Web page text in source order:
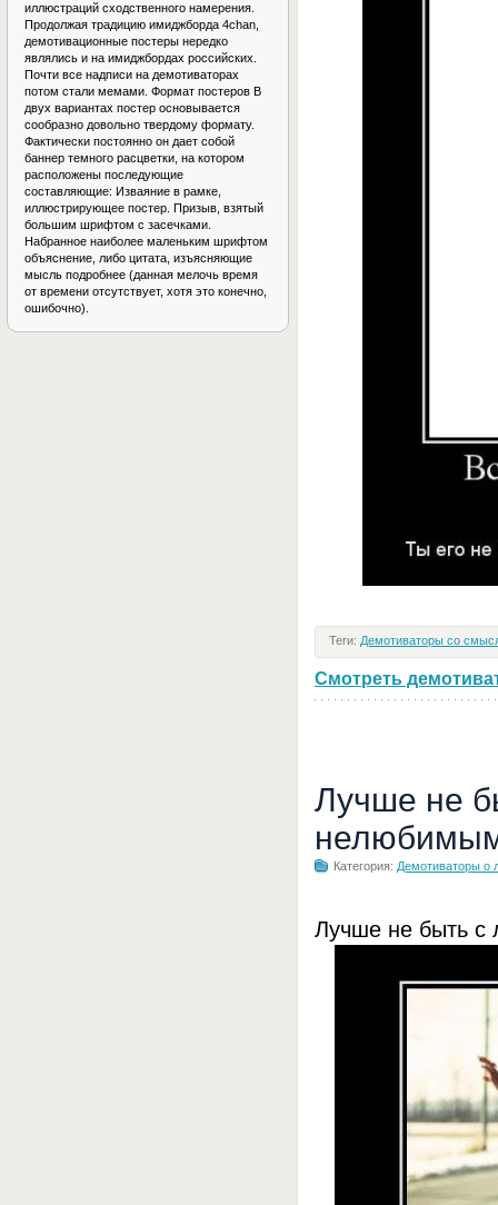
Теги: Демотиваторы со
Смотреть
Лучше не
Категория: Демотиваторы о
Лучше не быть
иллюстраций сходственного намерения.
Продолжая традицию имиджборда 4chan,
демотивационные постеры нередко
являлись и на имиджбордах российских.
Почти все надписи на демотиваторах
потом стали мемами. Формат постеров В
двух вариантах постер основывается
сообразно довольно твердому формату.
Фактически постоянно он дает собой
баннер темного расцветки, на котором
расположены последующие
составляющие: Изваяние в рамке,
иллюстрирующее постер. Призыв, взятый
большим шрифтом с засечками.
Набранное наиболее маленьким шрифтом
объяснение, либо цитата, изъясняющие
мысль подробнее (данная мелочь время
от времени отсутствует, хотя это конечно,
ошибочно).